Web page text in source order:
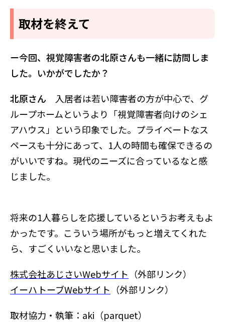
取材を終えて
ー今回、視覚障害者の北原さんも一緒に訪問しま
した。いかがでしたか？
北原さん 入居者は若い障害者の方が中心で、グ
ループホームというより「視覚障害者向けのシェ
アハウス」という印象でした。プライベートなス
ペースも十分にあって、1人の時間も確保できるの
がいいですね。現代のニーズに合っているなと感
じました。
将来の1人暮らしを応援しているというお考えもよ
かったです。こういう場所がもっと増えてくれた
ら、すごくいいなと思いました。
株式会社あじさいWebサイト （外部リンク）
イーハトーブWebサイト （外部リンク）
取材協力・執筆：aki（parquet）